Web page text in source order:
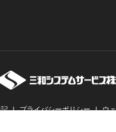
プライバシーポリシー ウ